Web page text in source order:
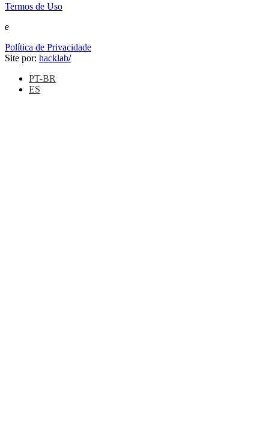
Termos de Uso
e
Política de Privacidade
Site por: hacklab/
PT-BR
ES